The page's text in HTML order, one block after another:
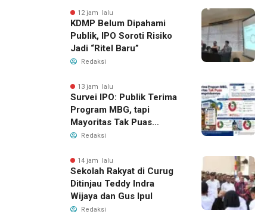
12 jam lalu
KDMP Belum Dipahami
Publik, IPO Soroti Risiko
Jadi “Ritel Baru”
Redaksi
13 jam lalu
Survei IPO: Publik Terima
Program MBG, tapi
Mayoritas Tak Puas
dengan Pengelolaannya
Redaksi
14 jam lalu
Sekolah Rakyat di Curug
Ditinjau Teddy Indra
Wijaya dan Gus Ipul
Redaksi